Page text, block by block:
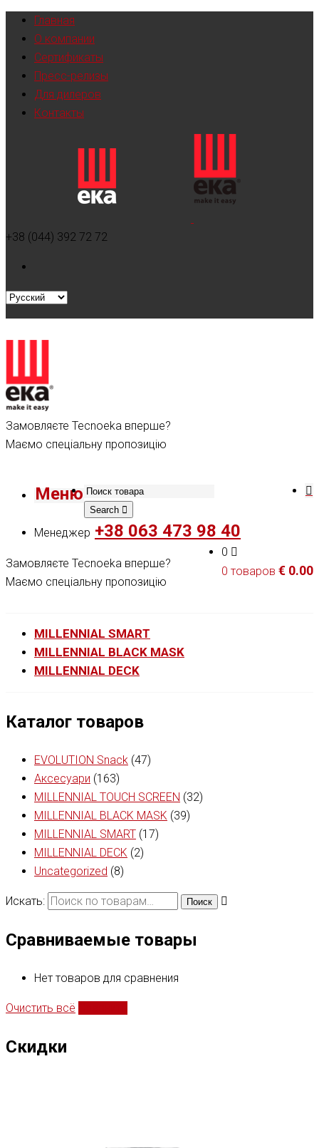
Главная
О компании
Сертификаты
Пресс-релизы
Для дилеров
Контакты
+38 (044) 392 72 72
Замовляєте Tecnoeka вперше?
Маємо спеціальну пропозицію
Меню
Search
Менеджер +38 063 473 98 40
0
0 товаров € 0.00
Замовляєте Tecnoeka вперше?
Маємо спеціальну пропозицію
MILLENNIAL SMART
MILLENNIAL BLACK MASK
MILLENNIAL DECK
Каталог товаров
EVOLUTION Snack (47)
Аксесуари (163)
MILLENNIAL TOUCH SCREEN (32)
MILLENNIAL BLACK MASK (39)
MILLENNIAL SMART (17)
MILLENNIAL DECK (2)
Uncategorized (8)
Искать: Поиск
Сравниваемые товары
Нет товаров для сравнения
Очистить всё
Скидки